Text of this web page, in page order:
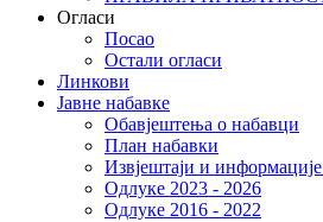
Огласи
Посао
Остали огласи
Линкови
Јавне набавке
Обавјештења о набавци
План набавки
Извјештаји и
Одлуке 2023 - 2026
Одлуке 2016 - 2022